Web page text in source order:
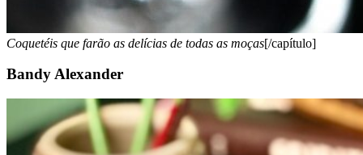
Coquetéis que farão as delícias de todas as moças[/capítulo]
Bandy Alexander